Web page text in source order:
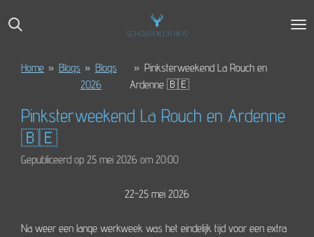
direct
Home » Blogs » Blogs
2026
» Pinksterweekend La Rouch en
Ardenne 🇧🇪
Pinksterweekend La Rouch en Ardenne
🇧🇪
Gepubliceerd op 25 mei 2026 om 20:00
22-25 mei 2026
Na weer een lange werkweek was het eindelijk tijd voor een extra